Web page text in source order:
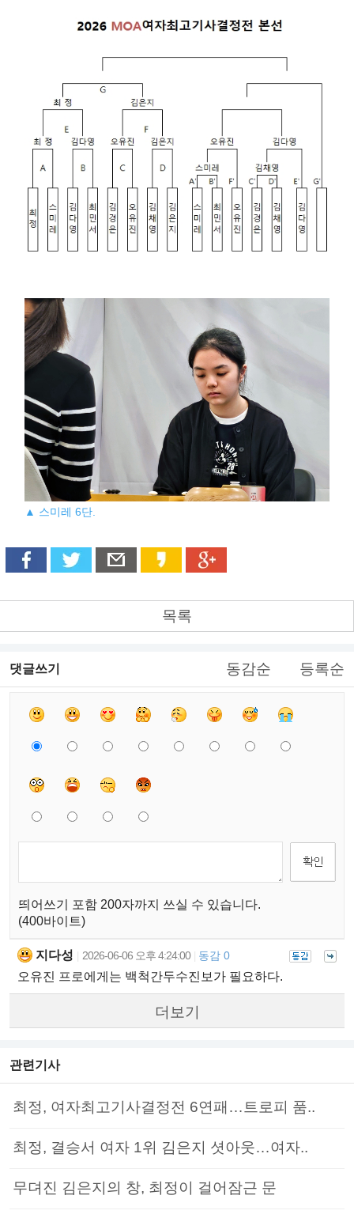
▲ 스미레 6단.
목록
댓글쓰기 동감순 등록순
띄어쓰기 포함 200자까지 쓰실 수 있습니다.
(400바이트)
지다성 2026-06-06 오후 4:24:00 동감 0
오유진 프로에게는 백척간두수진보가 필요하다.
더보기
관련기사
최정, 여자최고기사결정전 6연패…트로피 품..
최정, 결승서 여자 1위 김은지 셧아웃…여자..
무뎌진 김은지의 창, 최정이 걸어잠근 문